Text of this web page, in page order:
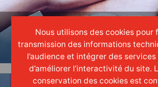
ENGAGER
une réelleculture
Nous utilisons des cookies pour
transmission des informations
l’audience et intégrer des
d’améliorer l’interactivité du site.
conservation des cookies est